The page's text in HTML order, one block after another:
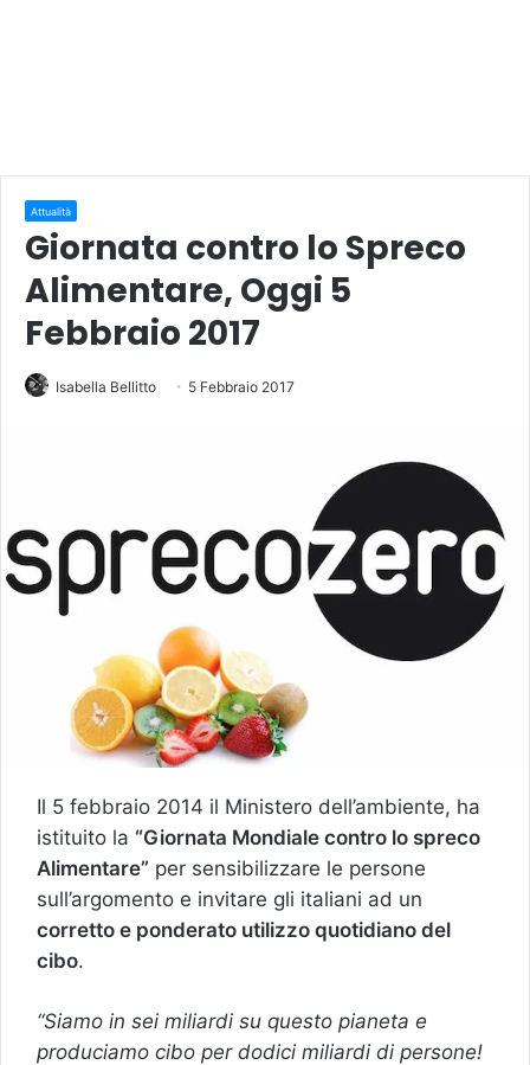
Attualità
Giornata contro lo Spreco
Alimentare, Oggi 5
Febbraio 2017
Isabella Bellitto 5 Febbraio 2017
Il 5 febbraio 2014 il Ministero dell’ambiente, ha
istituito la “Giornata Mondiale contro lo spreco
Alimentare” per sensibilizzare le persone
sull’argomento e invitare gli italiani ad un
corretto e ponderato utilizzo quotidiano del
cibo.
“Siamo in sei miliardi su questo pianeta e
produciamo cibo per dodici miliardi di persone!